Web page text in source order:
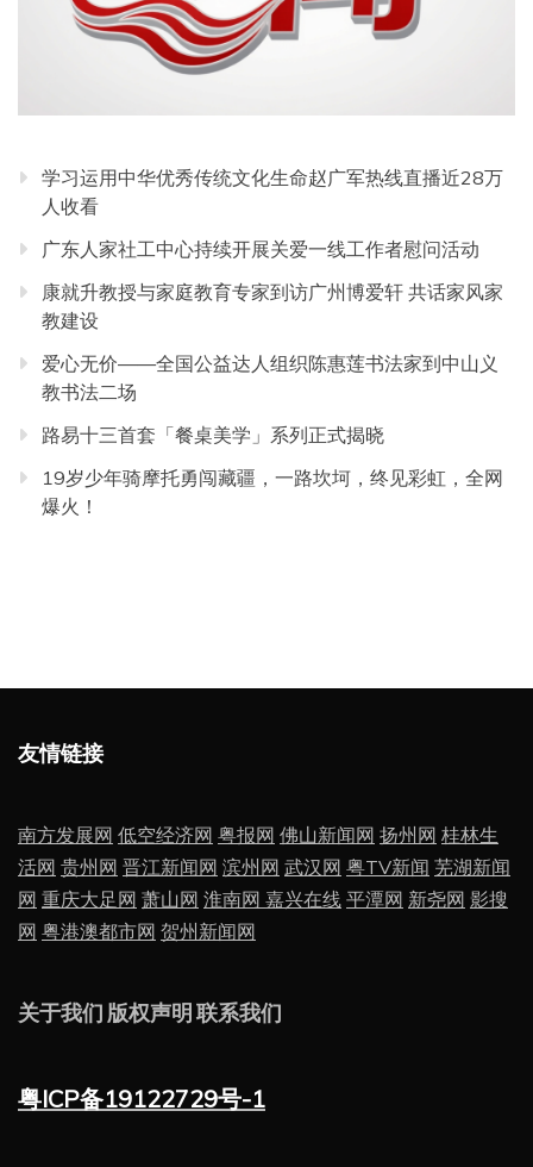
学习运用中华优秀传统文化生命赵广军热线直播近28万
人收看
广东人家社工中心持续开展关爱一线工作者慰问活动
康就升教授与家庭教育专家到访广州博爱轩 共话家风家
教建设
爱心无价——全国公益达人组织陈惠莲书法家到中山义
教书法二场
路易十三首套「餐桌美学」系列正式揭晓
19岁少年骑摩托勇闯藏疆，一路坎坷，终见彩虹，全网
爆火！
友情链接
南方发展网 低空经济网 粤报网 佛山新闻网 扬州网 桂林生
活网 贵州网 晋江新闻网 滨州网 武汉网 粤TV新闻 芜湖新闻
网 重庆大足网 萧山网 淮南网 嘉兴在线 平潭网 新尧网 影搜
网 粤港澳都市网 贺州新闻网
关于我们 版权声明 联系我们
粤ICP备19122729号-1